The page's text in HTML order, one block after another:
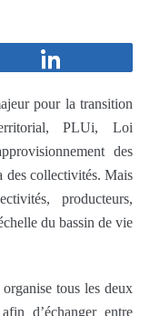
pour la transition
PLUi, Loi
des
des collectivités. Mais
producteurs,
du bassin de vie
tous les deux
d’échanger entre